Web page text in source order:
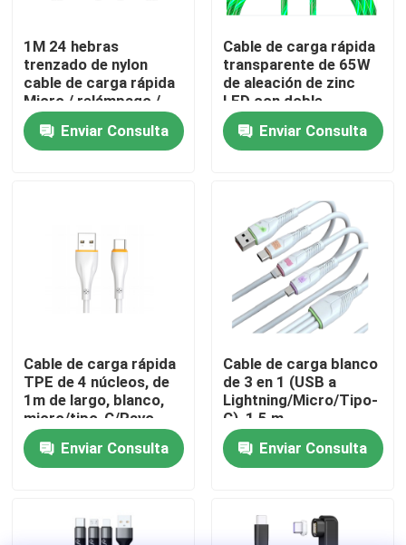
Productos
Sobre nosotros
Control de calidad
Contacta con nosotros
Noticias
Casos de trabajo
Teclado y ratón atados con alambre de ordenador
1M 24 hebras
trenzado de nylon
cable de carga rápida
Micro / relámpago /
Tipo-C
Enviar Consulta
Cable de carga rápida
transparente de 65W
de aleación de zinc
LED con doble
protocolo C-C/C-L
Enviar Consulta
Cable de carga rápida
TPE de 4 núcleos, de
1m de largo, blanco,
micro/tipo-C/Rayo
Enviar Consulta
Cable de carga blanco
de 3 en 1 (USB a
Lightning/Micro/Tipo-
C), 1,5 m
Enviar Consulta